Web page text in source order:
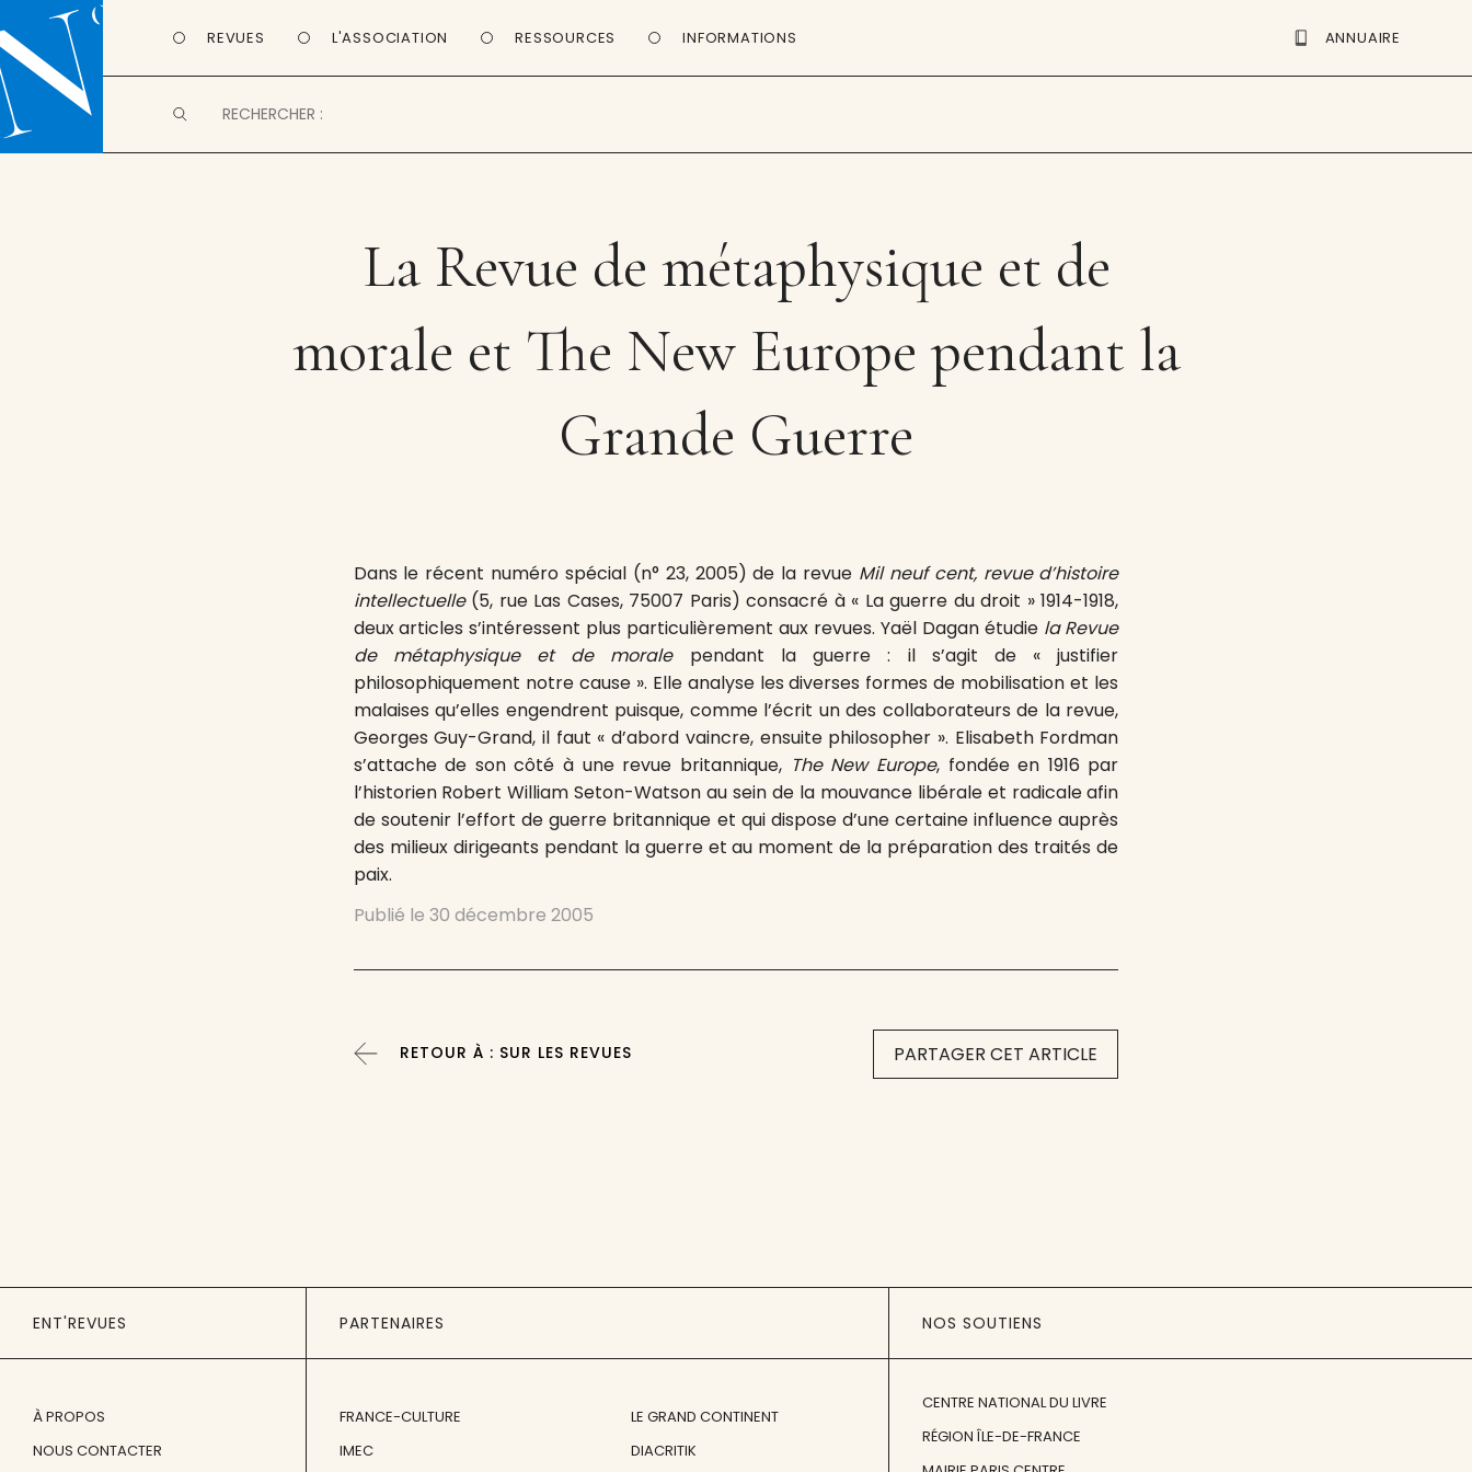
REVUES L'ASSOCIATION RESSOURCES INFORMATIONS ANNUAIRE
La Revue de métaphysique et de
morale et The New Europe pendant la
Grande Guerre
Dans le récent numéro spécial (n° 23, 2005) de la revue Mil neuf cent, revue d’histoire
intellectuelle(5, rue Las Cases, 75007 Paris) consacré à « La guerre du droit » 1914-1918,
deux articles s’intéressent plus particulièrement aux revues. Yaël Dagan étudie la Revue
de métaphysique et de moralependant la guerre : il s’agit de « justifier
philosophiquement notre cause ». Elle analyse les diverses formes de mobilisation et les
malaises qu’elles engendrent puisque, comme l’écrit un des collaborateurs de la revue,
Georges Guy-Grand, il faut « d’abord vaincre, ensuite philosopher ». Elisabeth Fordman
s’attache de son côté à une revue britannique, The New Europe, fondée en 1916 par
l’historien Robert William Seton-Watson au sein de la mouvance libérale et radicale afin
de soutenir l’effort de guerre britannique et qui dispose d’une certaine influence auprès
des milieux dirigeants pendant la guerre et au moment de la préparation des traités de
paix.
Publié le 30 décembre 2005
PARTAGER CET ARTICLE
RETOUR À : SUR LES REVUES
ENT'REVUES
À PROPOS
NOUS CONTACTER
PARTENAIRES
FRANCE-CULTURE
IMEC
LE GRAND CONTINENT
DIACRITIK
NOS SOUTIENS
CENTRE NATIONAL DU LIVRE
RÉGION ÎLE-DE-FRANCE